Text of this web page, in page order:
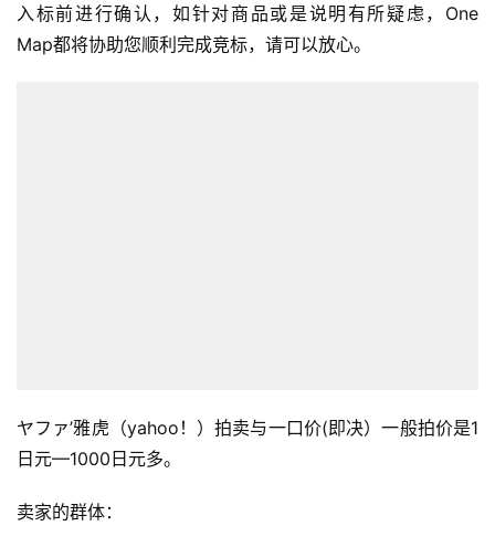
店
航
入标前进行确认，如针对商品或是说明有所疑虑，One
Map都将协助您顺利完成竞标，请可以放心。
ヤファ’雅虎（yahoo！）拍卖与一口价(即决）一般拍价是1
日元—1000日元多。
卖家的群体：